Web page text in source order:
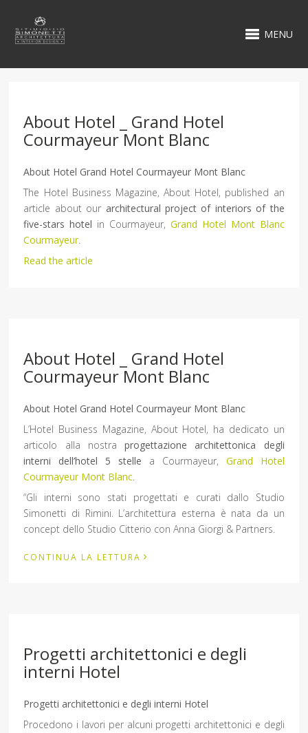
MENU
About Hotel _ Grand Hotel
Courmayeur Mont Blanc
About Hotel Grand Hotel Courmayeur Mont Blanc
The Hotel Business Magazine, About Hotel, published an
article about our architectural project of interiors of the
five-stars hotel in Courmayeur, Grand Hotel Mont Blanc
Courmayeur.
Read the article
About Hotel _ Grand Hotel
Courmayeur Mont Blanc
About Hotel Grand Hotel Courmayeur Mont Blanc
L’Hotel Business Magazine, About Hotel, ha dedicato un
articolo alla nostraprogettazione architettonica degli
interni dell’hotel 5 stelle a Courmayeur, Grand Hotel
Courmayeur Mont Blanc.
“Gli interni sono stati progettati e curati dallo Studio
Simonetti di Rimini. L’architettura esterna è nata da un
concept dello Studio Citterio con Anna Giorgi & Partners.
CONTINUA LA LETTURA ›
Progetti architettonici e degli
interni Hotel
Progetti architettonici e degli interni Hotel
Procedono i lavori per alcuni progetti architettonici e degli